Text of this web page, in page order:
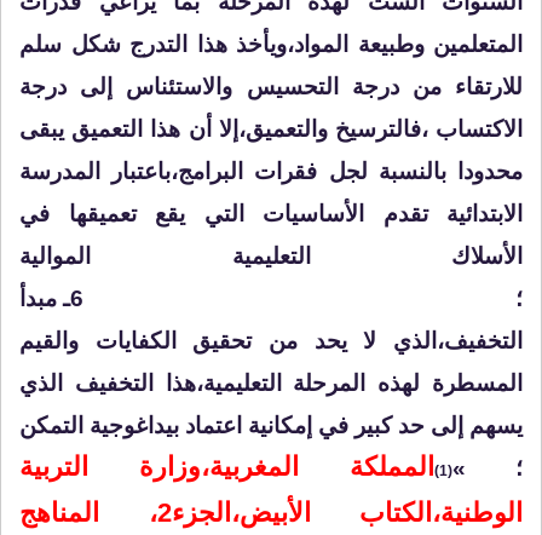
المتعلمين وطبيعة المواد،ويأخذ هذا التدرج شكل سلم
للارتقاء من درجة التحسيس والاستئناس إلى درجة
الاكتساب ،فالترسيخ والتعميق،إلا أن هذا التعميق يبقى
محدودا بالنسبة لجل فقرات البرامج،باعتبار المدرسة
الابتدائية تقدم الأساسيات التي يقع تعميقها في
الأسلاك التعليمية الموالية
؛
6ـ مبدأ
التخفيف،الذي لا يحد من تحقيق الكفايات والقيم
المسطرة لهذه المرحلة التعليمية،هذا التخفيف الذي
يسهم إلى حد كبير في إمكانية اعتماد بيداغوجية التمكن
؛ »(1)
المملكة المغربية،وزارة التربية
الوطنية،الكتاب الأبيض،الجزء2، المناهج